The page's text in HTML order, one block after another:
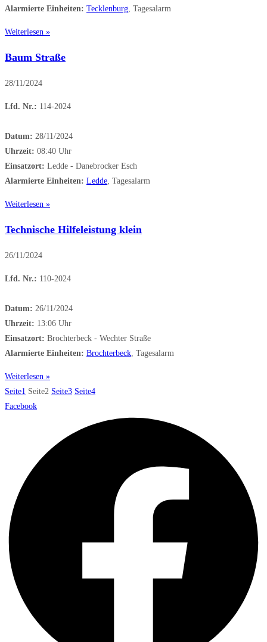
Alarmierte Einheiten: Tecklenburg, Tagesalarm
Weiterlesen »
Baum Straße
28/11/2024
Lfd. Nr.: 114-2024
Datum: 28/11/2024
Uhrzeit: 08:40 Uhr
Einsatzort: Ledde - Danebrocker Esch
Alarmierte Einheiten: Ledde, Tagesalarm
Weiterlesen »
Technische Hilfeleistung klein
26/11/2024
Lfd. Nr.: 110-2024
Datum: 26/11/2024
Uhrzeit: 13:06 Uhr
Einsatzort: Brochterbeck - Wechter Straße
Alarmierte Einheiten: Brochterbeck, Tagesalarm
Weiterlesen »
Seite1 Seite2 Seite3 Seite4
Facebook